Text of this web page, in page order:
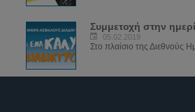
05.02.2019
Στο πλαίσιο της Διεθνούς